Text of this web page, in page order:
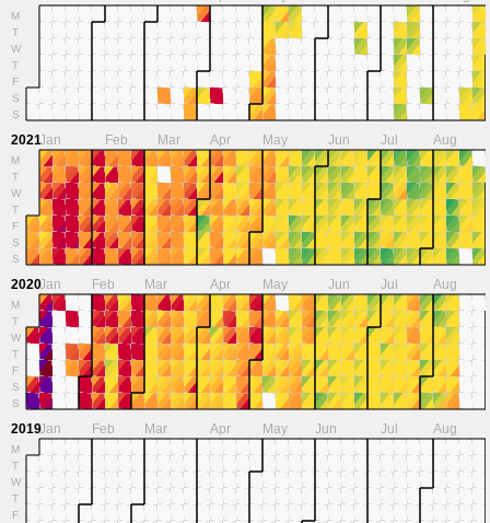
M
T
W
T
F
S
S
2021
M
T
W
T
F
S
S
Jan Feb Mar Apr May Jun Jul Aug
2020
M
T
W
T
F
S
S
Jan Feb Mar Apr May Jun Jul Aug
2019
M
T
W
T
F
Jan Feb Mar Apr May Jun Jul Aug